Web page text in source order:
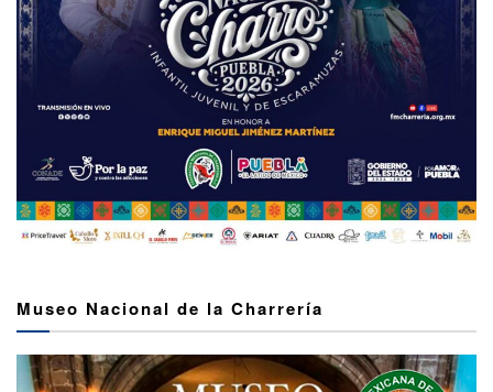
Museo Nacional de la Charrería